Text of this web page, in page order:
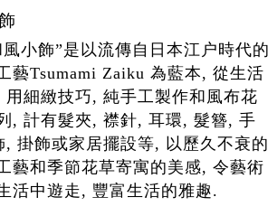
小飾”是以流傳自日本江户時代的
藝Tsumami Zaiku 為藍本, 從生活
用細緻技巧, 純手工製作和風布花
, 計有髮夾, 襟針, 耳環, 髮簪, 手
, 掛飾或家居擺設等, 以歷久不衰的
藝和季節花草寄寓的美感, 令藝術
活中遊走, 豐富生活的雅趣.